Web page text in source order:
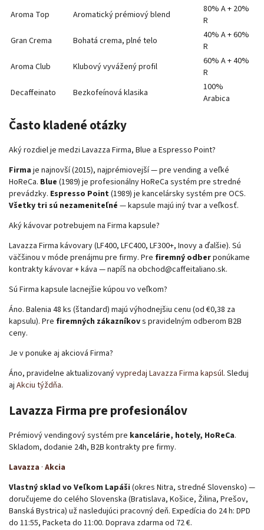
Aroma Top
Aromatický prémiový blend
80% A + 20%
R
Gran Crema
Bohatá crema, plné telo
40% A + 60%
R
Aroma Club
Klubový vyvážený profil
60% A + 40%
R
Decaffeinato
Bezkofeínová klasika
100%
Arabica
Často kladené otázky
Aký rozdiel je medzi Lavazza Firma, Blue a Espresso Point?
Firma je najnovší (2015), najprémiovejší — pre vending a veľké
HoReCa. Blue (1989) je profesionálny HoReCa systém pre stredné
prevádzky. Espresso Point(1989) je kancelársky systém pre OCS.
Všetky tri sú nezameniteľné — kapsule majú iný tvar a veľkosť.
Aký kávovar potrebujem na Firma kapsule?
Lavazza Firma kávovary (LF400, LFC400, LF300+, Inovy a ďalšie). Sú
väčšinou v móde prenájmu pre firmy. Pre firemný odberponúkame
kontrakty kávovar + káva — napíš na obchod@caffeitaliano.sk.
Sú Firma kapsule lacnejšie kúpou vo veľkom?
Áno. Balenia 48 ks (štandard) majú výhodnejšiu cenu (od €0,38 za
kapsulu). Pre firemných zákazníkovs pravidelným odberom B2B
ceny.
Je v ponuke aj akciová Firma?
Áno, pravidelne aktualizovanývypredaj Lavazza Firma kapsúl. Sleduj
aj Akciu týždňa.
Lavazza Firma pre profesionálov
Prémiový vendingový systém pre kancelárie, hotely, HoReCa.
Skladom, dodanie 24h, B2B kontrakty pre firmy.
Lavazza · Akcia
Vlastný sklad vo Veľkom Lapáši (okres Nitra, stredné Slovensko) —
doručujeme do celého Slovenska (Bratislava, Košice, Žilina, Prešov,
Banská Bystrica) už nasledujúci pracovný deň. Expedícia do 24 h: DPD
do 11:55, Packeta do 11:00. Doprava zdarma od 72 €.